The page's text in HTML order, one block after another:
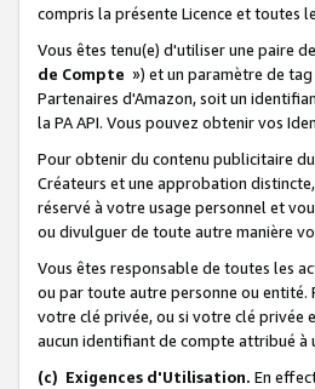
compris la présente Licence et toutes
Vous êtes tenu(e) d'utiliser une paire
de Compte ») et un paramètre de
Partenaires d'Amazon, soit un
la PA API. Vous pouvez obtenir vos
Pour obtenir du contenu publicitaire
Créateurs et une approbation
réservé à votre usage personnel et
ou divulguer de toute autre manière
Vous êtes responsable de toutes les
ou par toute autre personne ou entité.
votre clé privée, ou si votre clé privée
aucun identifiant de compte attribué à
(c) Exigences d'Utilisation. En